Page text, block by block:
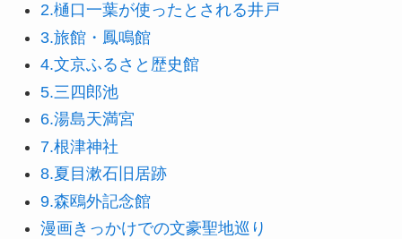
2.樋口一葉が使ったとされる井戸
3.旅館・鳳鳴館
4.文京ふるさと歴史館
5.三四郎池
6.湯島天満宮
7.根津神社
8.夏目漱石旧居跡
9.森鴎外記念館
漫画きっかけでの文豪聖地巡り